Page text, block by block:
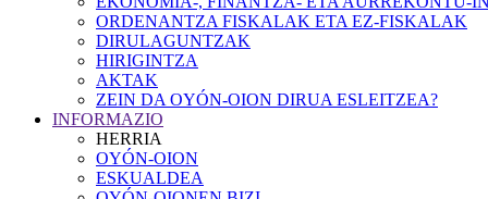
ORDENANTZA FISKALAK ETA EZ-FISKALAK
DIRULAGUNTZAK
HIRIGINTZA
AKTAK
ZEIN DA OYÓN-OION DIRUA ESLEITZEA?
INFORMAZIO
HERRIA
OYÓN-OION
ESKUALDEA